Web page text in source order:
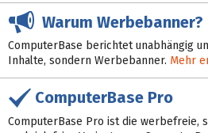
Warum Werbebanner?
ComputerBase berichtet unabhängig
Inhalte, sondern Werbebanner. Mehr
ComputerBase Pro
ComputerBase Pro ist die werbefreie,